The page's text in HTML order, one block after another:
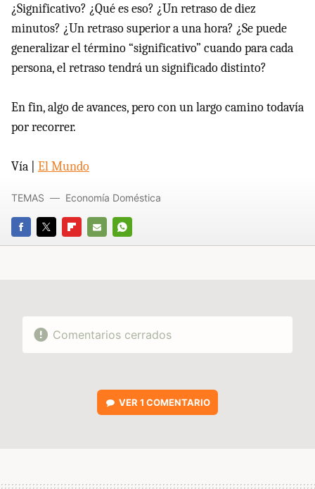
¿Significativo? ¿Qué es eso? ¿Un retraso de diez
minutos? ¿Un retraso superior a una hora? ¿Se puede
generalizar el término “significativo” cuando para cada
persona, el retraso tendrá un significado distinto?
En fin, algo de avances, pero con un largo camino todavía
por recorrer.
Vía | El Mundo
FACEBOOK
TWITTERFLIPBOARD
E-
WHATSAPP
TEMAS Economía Doméstica
Comentarios cerrados
VER 1 COMENTARIO